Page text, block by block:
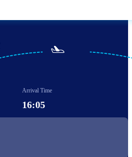

Arrival Time
16:05